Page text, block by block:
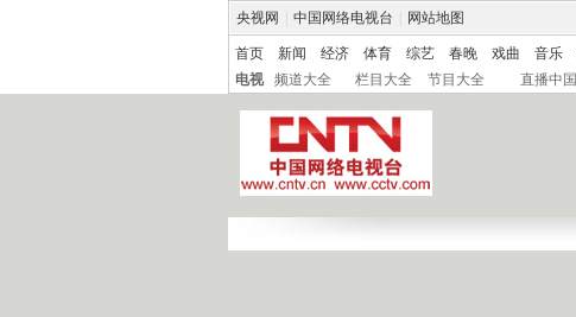
央视网 中国网络电视台 网站地图
首页 新闻 经济 体育 综艺 春晚 戏曲 音乐
电视
频道大全 栏目大全 节目大全 直播中国